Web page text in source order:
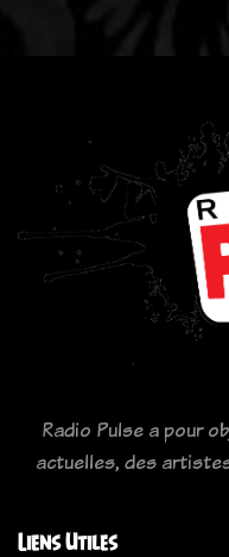
Radio Pulse a pour
actuelles, des
Liens Utiles